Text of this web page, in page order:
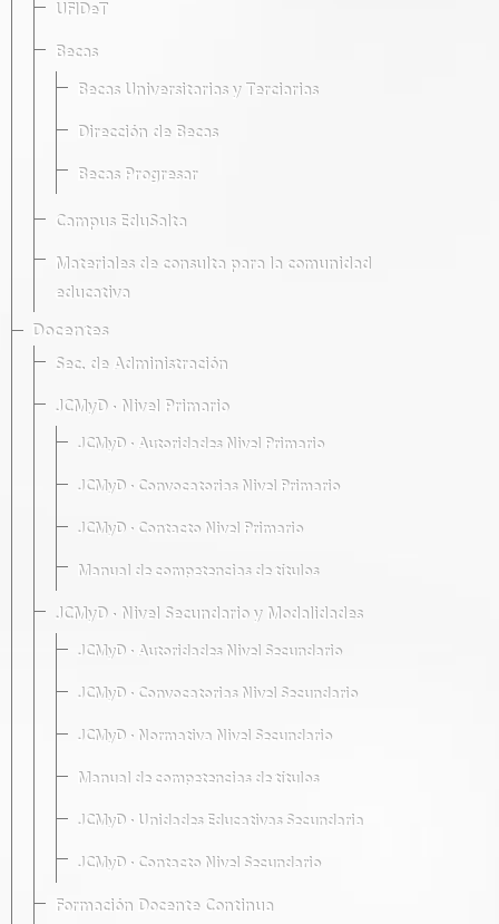
UFIDeT
Becas
Becas Universitarias y Terciarias
Dirección de Becas
Becas Progresar
Campus EduSalta
Materiales de consulta para la comunidad
educativa
Docentes
Sec. de Administración
JCMyD · Nivel Primario
JCMyD · Autoridades Nivel Primario
JCMyD · Convocatorias Nivel Primario
JCMyD · Contacto Nivel Primario
Manual de competencias de títulos
JCMyD · Nivel Secundario y Modalidades
JCMyD · Autoridades Nivel Secundario
JCMyD · Convocatorias Nivel Secundario
JCMyD · Normativa Nivel Secundario
Manual de competencias de títulos
JCMyD · Unidades Educativas Secundaria
JCMyD · Contacto Nivel Secundario
Formación Docente Continua